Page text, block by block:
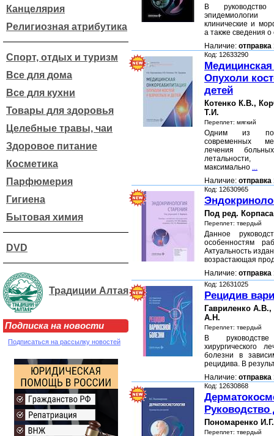
Канцелярия
Религиозная атрибутика
Спорт, отдых и туризм
Все для дома
Все для кухни
Товары для здоровья
Целебные травы, чаи
Здоровое питание
Косметика
Парфюмерия
Гигиена
Бытовая химия
DVD
Традиции Алтая
Подписка на новости
Подписаться на рассылку новостей
В
эпидемиологии
клинические и
а также сведения
Наличие: отправка
Код: 12633290
Опухоли
детей
Котенко К.В.,
Т.И.
Переплет: мягкий
Одним из
современных
лечения
летальности,
максимально ...
Наличие: отправка
Код: 12630965
Под ред.
Переплет: твердый
Данное
особенностям
Актуальность
возрастающая
Наличие: отправка
Код: 12631025
Рецидив
Гавриленко
А.Н.
Переплет: твердый
В
хирургического
болезни в
рецидива. В
Наличие: отправка
Код: 12630868
Пономаренко
Переплет: твердый